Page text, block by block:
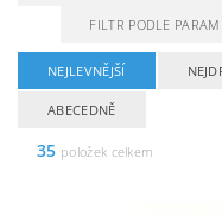
FILTR PODLE
NEJLEVNĚJŠÍ
ABECEDNĚ
35 položek celkem